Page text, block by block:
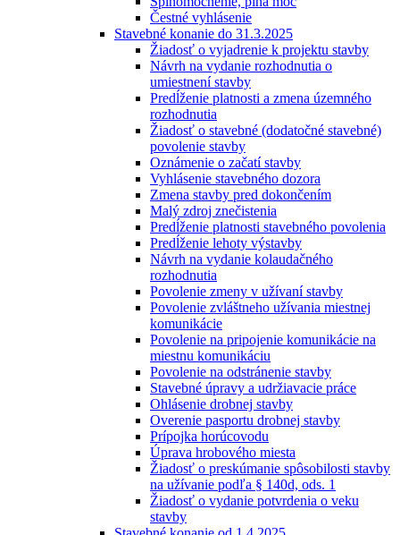
Čestné vyhlásenie
Stavebné konanie do 31.3.2025
Žiadosť o vyjadrenie k projektu stavby
Návrh na vydanie rozhodnutia o
umiestnení stavby
Predĺženie platnosti a zmena územného
rozhodnutia
Žiadosť o stavebné (dodatočné stavebné)
povolenie stavby
Oznámenie o začatí stavby
Vyhlásenie stavebného dozora
Zmena stavby pred dokončením
Malý zdroj znečistenia
Predĺženie platnosti stavebného povolenia
Predĺženie lehoty výstavby
Návrh na vydanie kolaudačného
rozhodnutia
Povolenie zmeny v užívaní stavby
Povolenie zvláštneho užívania miestnej
komunikácie
Povolenie na pripojenie komunikácie na
miestnu komunikáciu
Povolenie na odstránenie stavby
Stavebné úpravy a udržiavacie práce
Ohlásenie drobnej stavby
Overenie pasportu drobnej stavby
Prípojka horúcovodu
Úprava hrobového miesta
Žiadosť o preskúmanie spôsobilosti stavby
na užívanie podľa § 140d, ods. 1
Žiadosť o vydanie potvrdenia o veku
stavby